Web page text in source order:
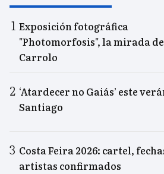
Exposición fotográfica
"Photomorfosis", la mirada
Carrolo
‘Atardecer no Gaiás’ este
Santiago
Costa Feira 2026: cartel,
artistas confirmados